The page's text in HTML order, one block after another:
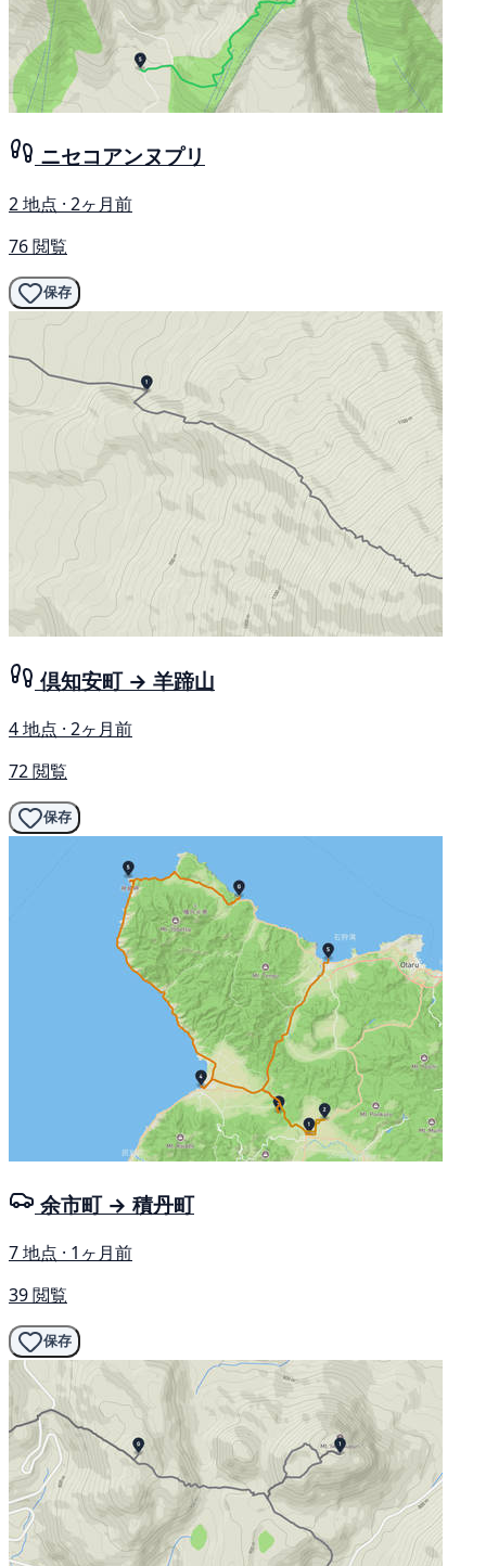
ニセコアンヌプリ
2 地点 · 2ヶ月前
76 閲覧
保存
倶知安町 → 羊蹄山
4 地点 · 2ヶ月前
72 閲覧
保存
余市町 → 積丹町
7 地点 · 1ヶ月前
39 閲覧
保存